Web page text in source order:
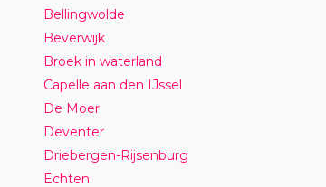
Bellingwolde
Beverwijk
Broek in waterland
Capelle aan den IJssel
De Moer
Deventer
Driebergen-Rijsenburg
Echten